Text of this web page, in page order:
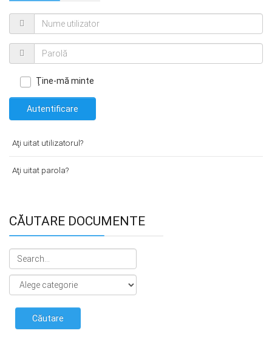
Ţine-mă minte
Autentificare
Aţi uitat utilizatorul?
Aţi uitat parola?
CĂUTARE DOCUMENTE